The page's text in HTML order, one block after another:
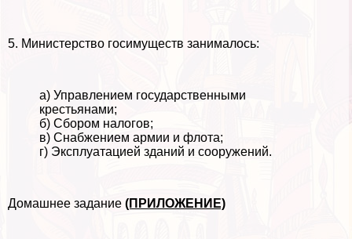
5. Министерство госимуществ занималось:
а) Управлением государственными
крестьянами;
б) Сбором налогов;
в) Снабжением армии и флота;
г) Эксплуатацией зданий и сооружений.
Домашнее задание (ПРИЛОЖЕНИЕ)